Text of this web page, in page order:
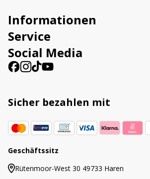
Informationen
Service
Social Media
Sicher bezahlen mit
Geschäftssitz
Rütenmoor-West 30 49733 Haren